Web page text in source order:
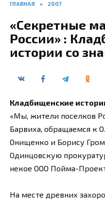
ГЛАВНАЯ » 2007
«Секретные
России» :
истории со
Кладбищенские
«Мы, жители поселков
Барвиха, обращаемся к
Онищенко и Борису
Одинцовскую
некое ООО Пойма-
На месте древних